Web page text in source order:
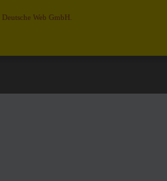
Deutsche Web GmbH.